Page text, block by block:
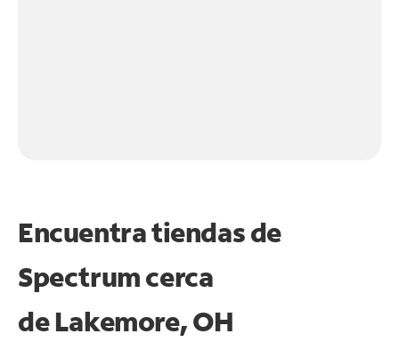
Encuentra tiendas de
Spectrum cerca
deLakemore, OH